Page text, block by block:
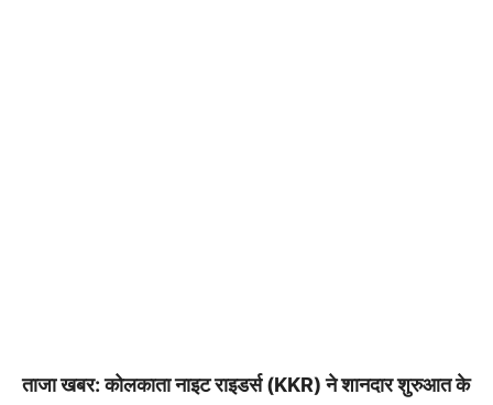
ताजा खबर: कोलकाता नाइट राइडर्स (KKR) ने शानदार शुरुआत के